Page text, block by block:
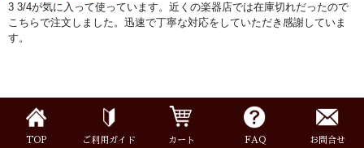
3 3/4が気に入って使っています。近くの楽器店では在庫切れだったので
こちらで注文しました。迅速で丁寧な対応をしていただき感謝していま
す。
TOP ご利用ガイド カート FAQ お問合せ
マウスピース＆ポーチ
ストラップ